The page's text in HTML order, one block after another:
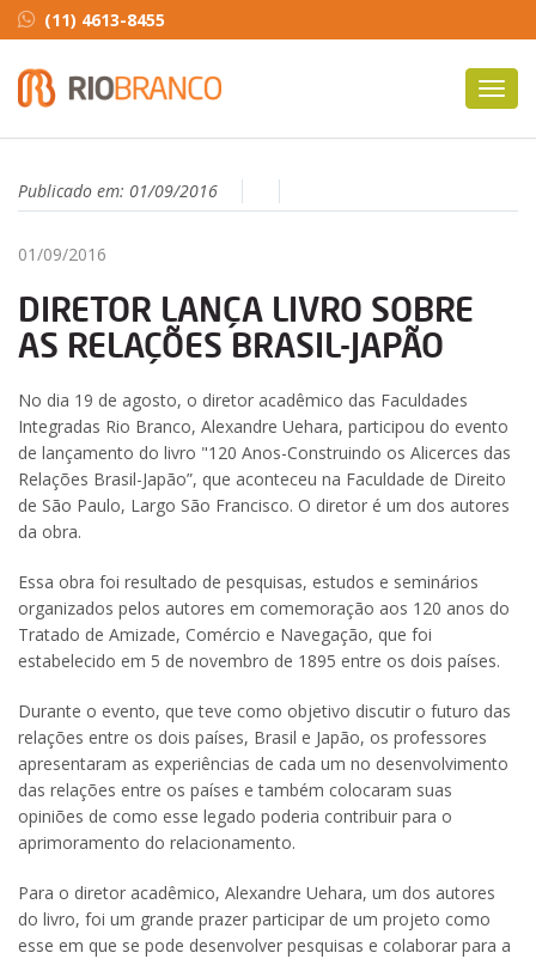
(11) 4613-8455
Publicado em: 01/09/2016
01/09/2016
DIRETOR LANÇA LIVRO SOBRE
AS RELAÇÕES BRASIL-JAPÃO
No dia 19 de agosto, o diretor acadêmico das Faculdades
Integradas Rio Branco, Alexandre Uehara, participou do evento
de lançamento do livro "120 Anos-Construindo os Alicerces das
Relações Brasil-Japão”, que aconteceu na Faculdade de Direito
de São Paulo, Largo São Francisco. O diretor é um dos autores
da obra.
Essa obra foi resultado de pesquisas, estudos e seminários
organizados pelos autores em comemoração aos 120 anos do
Tratado de Amizade, Comércio e Navegação, que foi
estabelecido em 5 de novembro de 1895 entre os dois países.
Durante o evento, que teve como objetivo discutir o futuro das
relações entre os dois países, Brasil e Japão, os professores
apresentaram as experiências de cada um no desenvolvimento
das relações entre os países e também colocaram suas
opiniões de como esse legado poderia contribuir para o
aprimoramento do relacionamento.
Para o diretor acadêmico, Alexandre Uehara, um dos autores
do livro, foi um grande prazer participar de um projeto como
esse em que se pode desenvolver pesquisas e colaborar para a